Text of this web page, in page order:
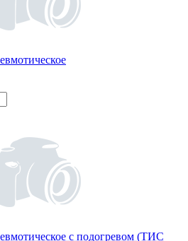
с подогревом (ТИС